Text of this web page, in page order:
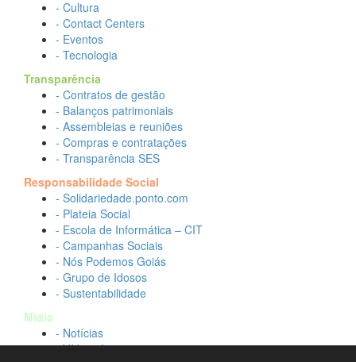
- Cultura
- Contact Centers
- Eventos
- Tecnologia
Transparência
- Contratos de gestão
- Balanços patrimoniais
- Assembleias e reuniões
- Compras e contratações
- Transparência SES
Responsabilidade Social
- Solidariedade.ponto.com
- Plateia Social
- Escola de Informática – CIT
- Campanhas Sociais
- Nós Podemos Goiás
- Grupo de Idosos
- Sustentabilidade
Mídia
- Notícias
- Vídeos Institucionais